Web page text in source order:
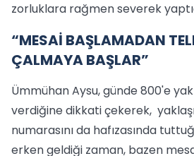
zorluklara rağmen severek
“MESAİ BAŞLAMADAN
ÇALMAYA BAŞLAR”
Ümmühan Aysu, günde 800'e
verdiğine dikkati çekerek,
numarasını da hafızasında
erken geldiği zaman, bazen